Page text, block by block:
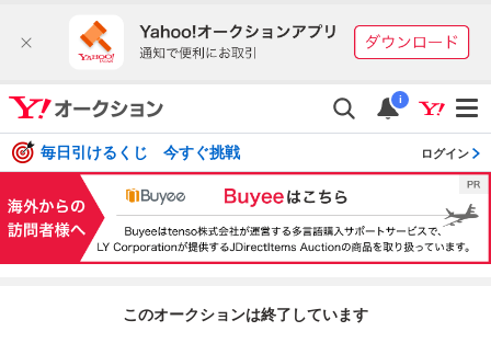
i
毎日引けるくじ 今すぐ挑戦 ログイン
このオークションは終了しています